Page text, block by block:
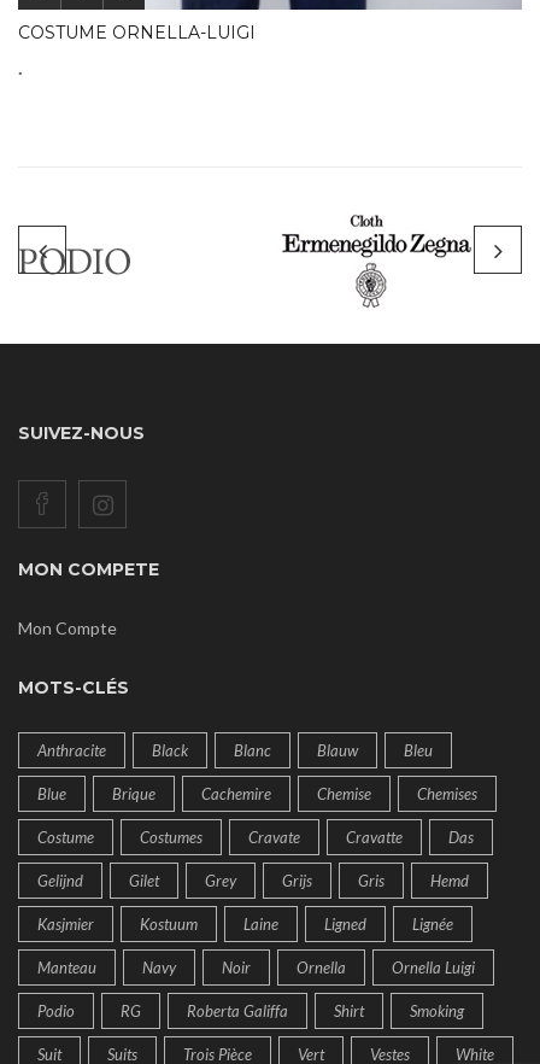
COSTUME ORNELLA-LUIGI
.
SUIVEZ-NOUS
MON COMPETE
Mon Compte
MOTS-CLÉS
Anthracite Black Blanc Blauw Bleu
Blue Brique Cachemire Chemise Chemises
Costume Costumes Cravate Cravatte Das
Gelijnd Gilet Grey Grijs Gris Hemd
Kasjmier Kostuum Laine Ligned Lignée
Manteau Navy Noir Ornella Ornella Luigi
Podio RG Roberta Galiffa Shirt Smoking
Suit Suits Trois Pièce Vert Vestes White